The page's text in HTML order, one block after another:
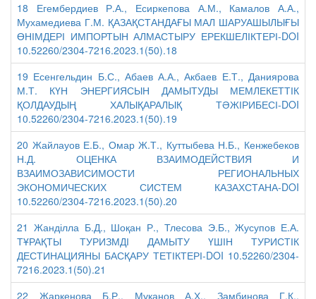
18 Егембердиев Р.А., Есиркепова А.М., Камалов А.А.,
Мухамедиева Г.М. ҚАЗАҚСТАНДАҒЫ МАЛ ШАРУАШЫЛЫҒЫ
ӨНІМДЕРІ ИМПОРТЫН АЛМАСТЫРУ ЕРЕКШЕЛІКТЕРІ-DOI
10.52260/2304-7216.2023.1(50).18
19 Есенгельдин Б.С., Абаев А.А., Акбаев Е.Т., Даниярова
М.Т. КҮН ЭНЕРГИЯСЫН ДАМЫТУДЫ МЕМЛЕКЕТТІК
ҚОЛДАУДЫҢ ХАЛЫҚАРАЛЫҚ ТӘЖІРИБЕСІ-DOI
10.52260/2304-7216.2023.1(50).19
20 Жайлауов Е.Б., Омар Ж.Т., Куттыбева Н.Б., Кенжебеков
Н.Д. ОЦЕНКА ВЗАИМОДЕЙСТВИЯ И
ВЗАИМОЗАВИСИМОСТИ РЕГИОНАЛЬНЫХ
ЭКОНОМИЧЕСКИХ СИСТЕМ КАЗАХСТАНА-DOI
10.52260/2304-7216.2023.1(50).20
21 Жанділла Б.Д., Шоқан Р., Тлесова Э.Б., Жусупов Е.А.
ТҰРАҚТЫ ТУРИЗМДІ ДАМЫТУ ҮШІН ТУРИСТІК
ДЕСТИНАЦИЯНЫ БАСҚАРУ ТЕТІКТЕРІ-DOI 10.52260/2304-
7216.2023.1(50).21
22 Жаркенова Б.Р., Муканов А.Х., Замбинова Г.К.,